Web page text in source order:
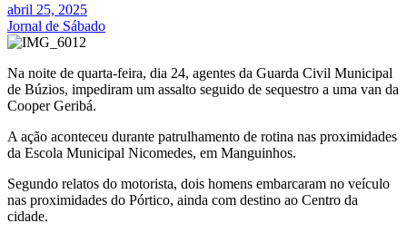
abril 25, 2025
Jornal de Sábado
Na noite de quarta-feira, dia 24, agentes da Guarda Civil Municipal
de Búzios, impediram um assalto seguido de sequestro a uma van da
Cooper Geribá.
A ação aconteceu durante patrulhamento de rotina nas proximidades
da Escola Municipal Nicomedes, em Manguinhos.
Segundo relatos do motorista, dois homens embarcaram no veículo
nas proximidades do Pórtico, ainda com destino ao Centro da
cidade.